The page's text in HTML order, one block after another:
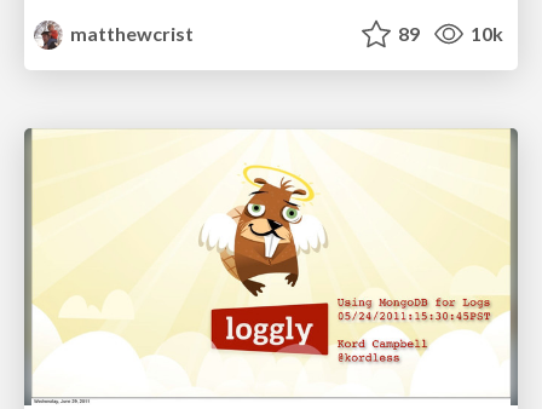
matthewcrist
89 10k